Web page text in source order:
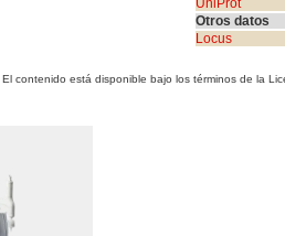
UniProt
Otros datos
Locus
. El contenido está disponible bajo los términos de la